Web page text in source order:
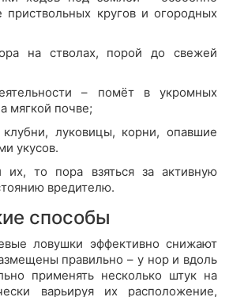
приствольных кругов и огородных
на стволах, порой до свежей
– помёт в укромных
мягкой почве;
луковицы, корни, опавшие
укусов.
их, то пора взяться за активную
вредителю.
способы
ловушки эффективно снижают
правильно – у нор и вдоль
применять несколько штук на
варьируя их расположение,